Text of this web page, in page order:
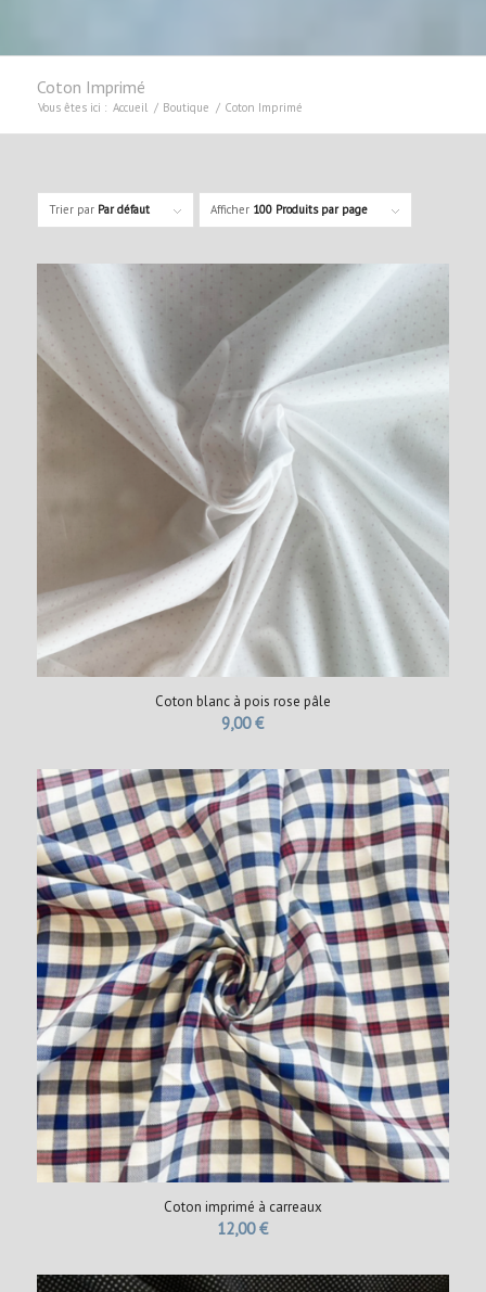
Coton Imprimé
Vous êtes ici : Accueil / Boutique / Coton Imprimé
Trier par Par défaut Afficher 100 Produits par page
Coton blanc à pois rose pâle
9,00€
Coton imprimé à carreaux
12,00€